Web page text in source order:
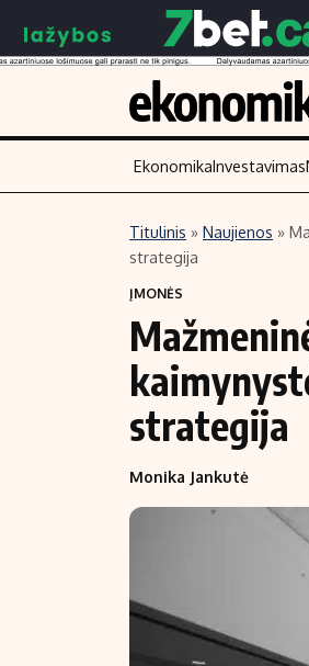
Turinys
Naujienos
Aplinka
Verslas
Energetika
Ekonomika
Politika
NT ir statybos
EkonomikaInvestavimas
Titulinis » Naujienos »
strategija
ĮMONĖS
strategija
Monika Jankutė